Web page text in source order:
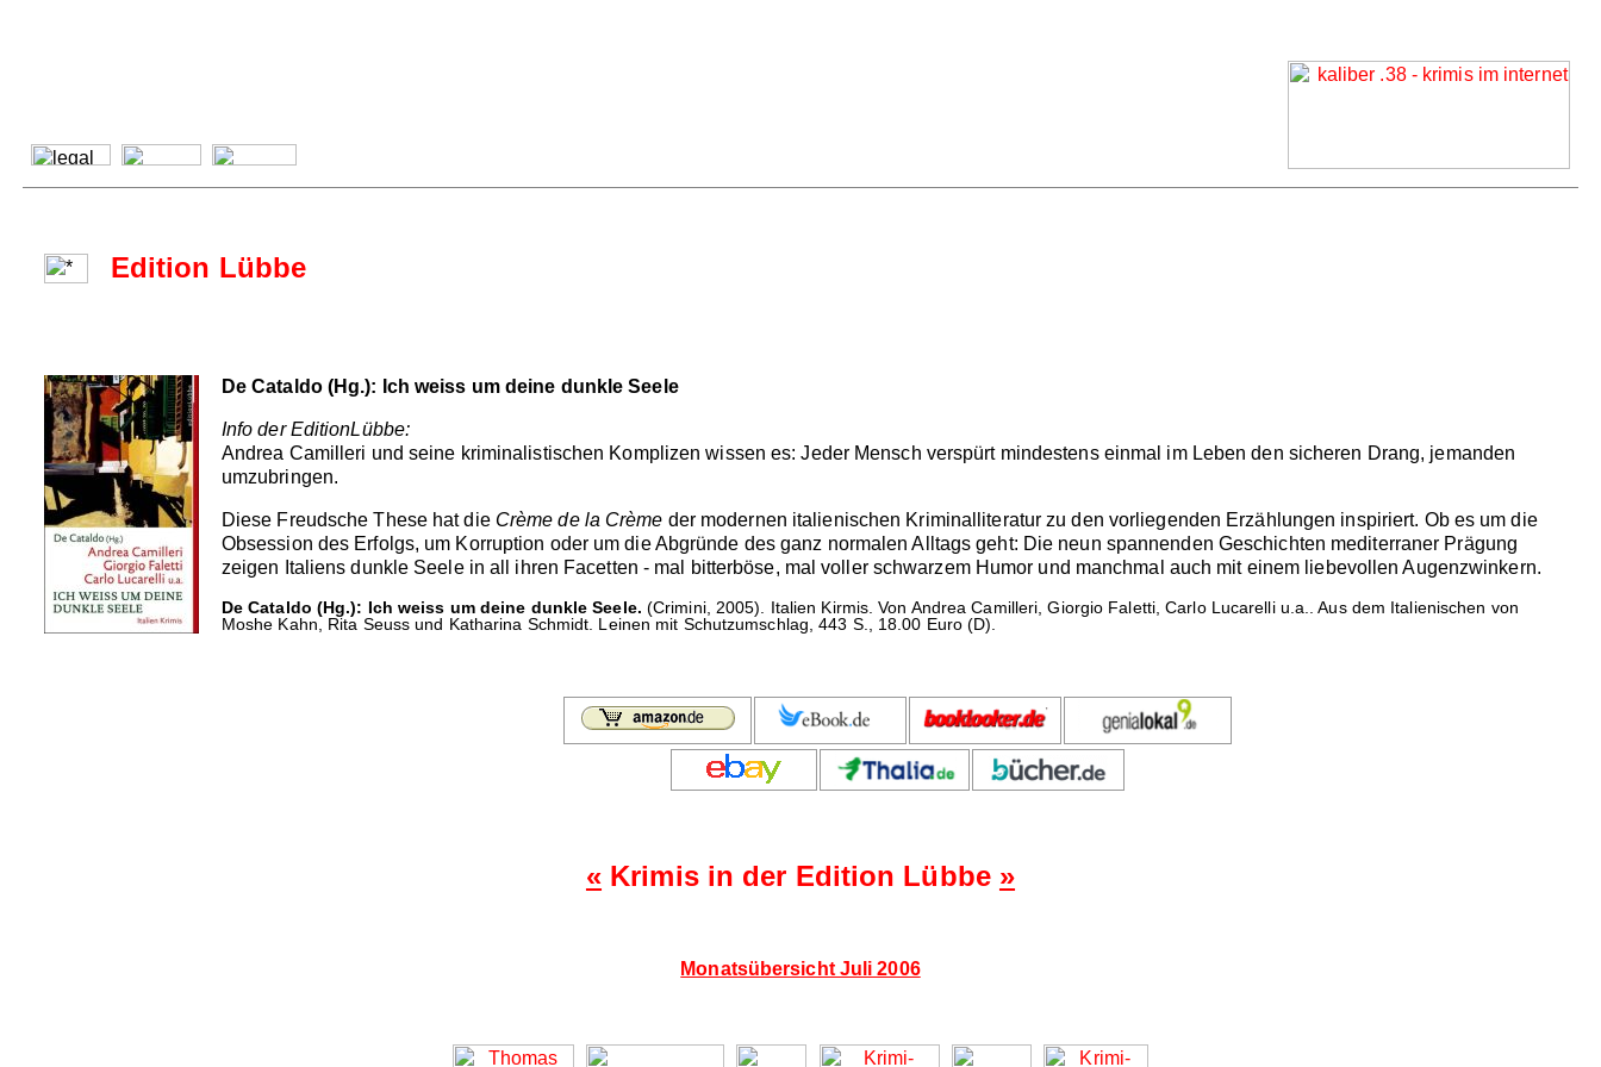
Edition Lübbe
De Cataldo (Hg.): Ich weiss um deine dunkle Seele
Info der EditionLübbe:
Andrea Camilleri und seine kriminalistischen Komplizen wissen es: Jeder Mensch verspürt mindestens einmal im Leben den sicheren Drang, jemanden
umzubringen.
Diese Freudsche These hat die Crème de la Crème der modernen italienischen Kriminalliteratur zu den vorliegenden Erzählungen inspiriert. Ob es um die
Obsession des Erfolgs, um Korruption oder um die Abgründe des ganz normalen Alltags geht: Die neun spannenden Geschichten mediterraner Prägung
zeigen Italiens dunkle Seele in all ihren Facetten - mal bitterböse, mal voller schwarzem Humor und manchmal auch mit einem liebevollen Augenzwinkern.
De Cataldo (Hg.): Ich weiss um deine dunkle Seele. (Crimini, 2005). Italien Kirmis. Von Andrea Camilleri, Giorgio Faletti, Carlo Lucarelli u.a.. Aus dem Italienischen von
Moshe Kahn, Rita Seuss und Katharina Schmidt. Leinen mit Schutzumschlag, 443 S., 18.00 Euro (D).
« Krimis in der Edition Lübbe »
Monatsübersicht Juli 2006